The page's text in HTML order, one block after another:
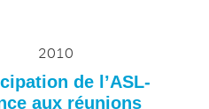
2010
de l’ASL-
aux réunions